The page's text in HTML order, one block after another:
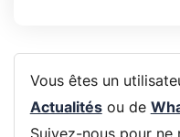
Vous êtes un
Actualitésou de